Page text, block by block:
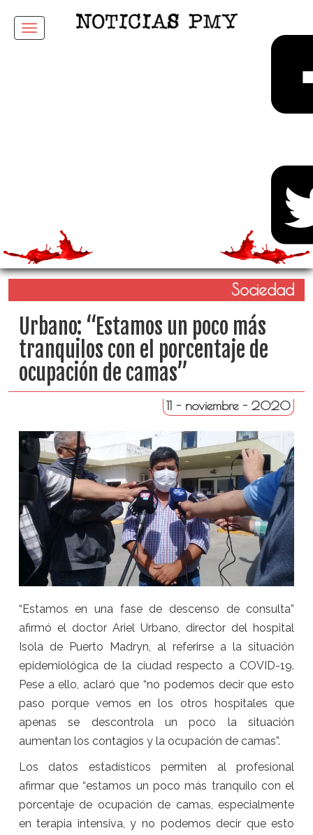
Menu
Sociedad
Urbano: “Estamos un poco más
tranquilos con el porcentaje de
ocupación de camas”
11 - noviembre - 2020
“Estamos en una fase de descenso de consulta”
afirmó el doctor Ariel Urbano, director del hospital
Isola de Puerto Madryn, al referirse a la situación
epidemiológica de la ciudad respecto a COVID-19.
Pese a ello, aclaró que “no podemos decir que esto
paso porque vemos en los otros hospitales que
apenas se descontrola un poco la situación
aumentan los contagios y la ocupación de camas”.
Los datos estadísticos permiten al profesional
afirmar que “estamos un poco más tranquilo con el
porcentaje de ocupación de camas, especialmente
en terapia intensiva, y no podemos decir que esto